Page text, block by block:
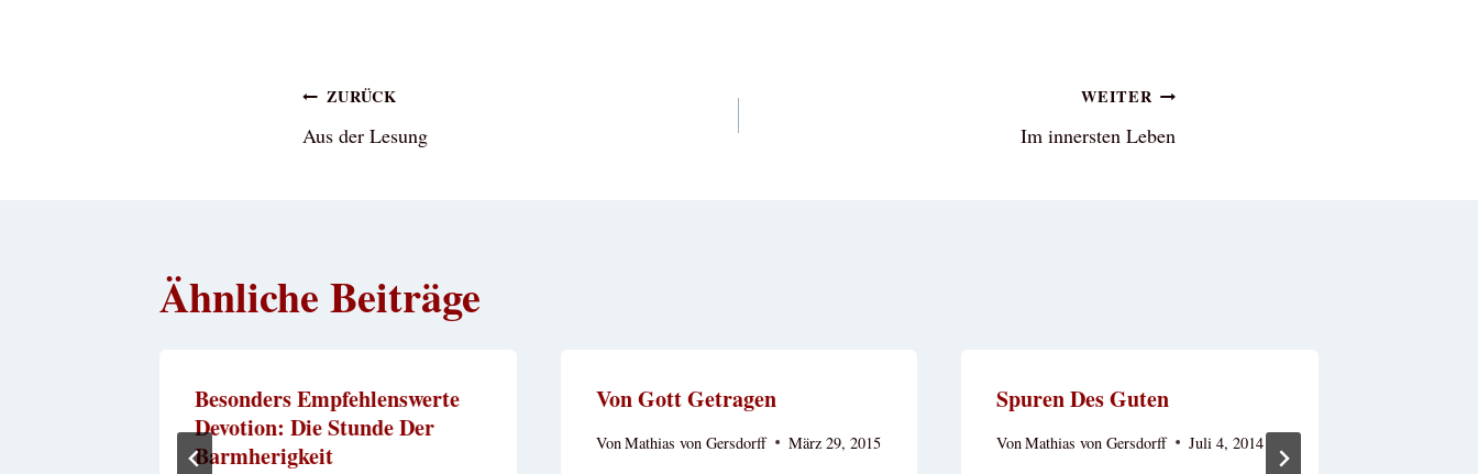
Beitragsnavigation
ZURÜCK
Aus der Lesung
WEITER
Im innersten Leben
Ähnliche Beiträge
Besonders Empfehlenswerte
Devotion: Die Stunde Der
Barmherigkeit
Von Gott Getragen
VonMathias von Gersdorff März 29, 2015
Spuren Des Guten
VonMathias von Gersdorff Juli 4, 2014